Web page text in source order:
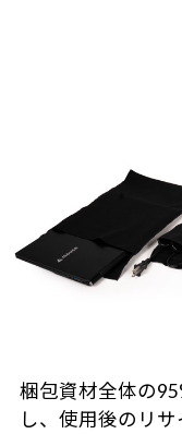
梱包資材全体の
し、使用後のリ